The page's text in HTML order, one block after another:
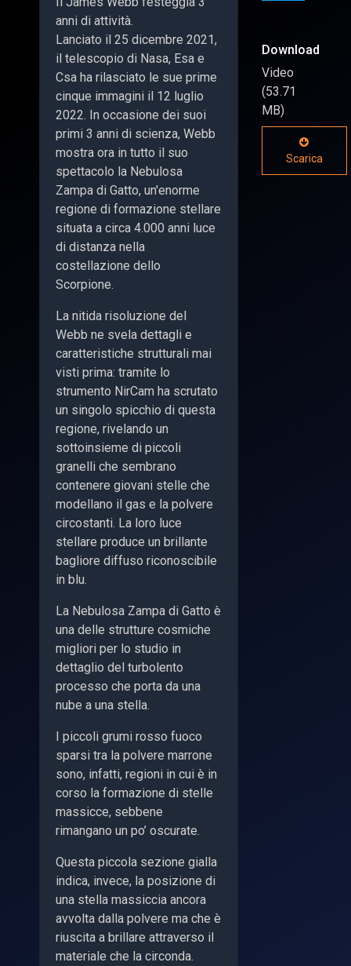
anni di attività.
Lanciato il 25 dicembre 2021,
il telescopio di Nasa, Esa e
Csa ha rilasciato le sue prime
cinque immagini il 12 luglio
2022. In occasione dei suoi
primi 3 anni di scienza, Webb
mostra ora in tutto il suo
spettacolo la Nebulosa
Zampa di Gatto, un'enorme
regione di formazione stellare
situata a circa 4.000 anni luce
di distanza nella
costellazione dello
Scorpione.
La nitida risoluzione del
Webb ne svela dettagli e
caratteristiche strutturali mai
visti prima: tramite lo
strumento NirCam ha scrutato
un singolo spicchio di questa
regione, rivelando un
sottoinsieme di piccoli
granelli che sembrano
contenere giovani stelle che
modellano il gas e la polvere
circostanti. La loro luce
stellare produce un brillante
bagliore diffuso riconoscibile
in blu.
La Nebulosa Zampa di Gatto è
una delle strutture cosmiche
migliori per lo studio in
dettaglio del turbolento
processo che porta da una
nube a una stella.
I piccoli grumi rosso fuoco
sparsi tra la polvere marrone
sono, infatti, regioni in cui è in
corso la formazione di stelle
massicce, sebbene
rimangano un po’ oscurate.
Questa piccola sezione gialla
indica, invece, la posizione di
una stella massiccia ancora
avvolta dalla polvere ma che è
riuscita a brillare attraverso il
materiale che la circonda.
Download
Video
(53.71
MB)
Scarica